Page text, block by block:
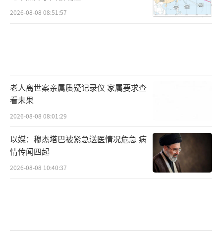
2026-08-08 08:51:57
老人离世案亲属质疑记录仪 家属要求查
看未果
2026-08-08 08:01:29
以媒：穆杰塔巴被紧急送医情况危急 病
情传闻四起
2026-08-08 10:40:37